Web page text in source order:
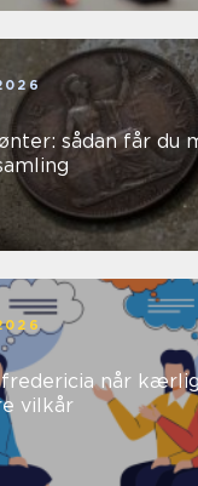
sådan får du
kærligheden skal
vilkår